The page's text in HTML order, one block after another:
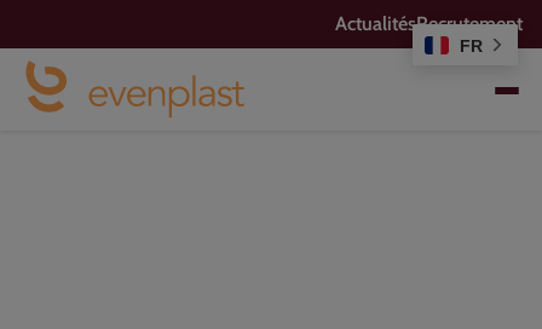
FR
ActualitésRecrutement